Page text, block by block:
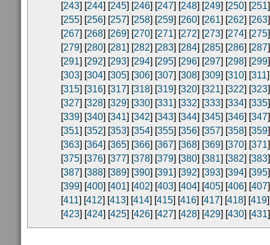
[243] [244] [245] [246] [247] [248] [249] [250] [251
[255] [256] [257] [258] [259] [260] [261] [262] [263
[267] [268] [269] [270] [271] [272] [273] [274] [275
[279] [280] [281] [282] [283] [284] [285] [286] [287
[291] [292] [293] [294] [295] [296] [297] [298] [299
[303] [304] [305] [306] [307] [308] [309] [310] [311
[315] [316] [317] [318] [319] [320] [321] [322] [323
[327] [328] [329] [330] [331] [332] [333] [334] [335
[339] [340] [341] [342] [343] [344] [345] [346] [347
[351] [352] [353] [354] [355] [356] [357] [358] [359
[363] [364] [365] [366] [367] [368] [369] [370] [371
[375] [376] [377] [378] [379] [380] [381] [382] [383
[387] [388] [389] [390] [391] [392] [393] [394] [395
[399] [400] [401] [402] [403] [404] [405] [406] [407
[411] [412] [413] [414] [415] [416] [417] [418] [419
[423] [424] [425] [426] [427] [428] [429] [430] [431]